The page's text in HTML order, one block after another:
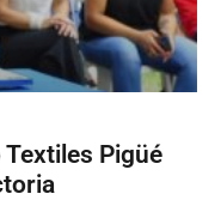
Pigüé